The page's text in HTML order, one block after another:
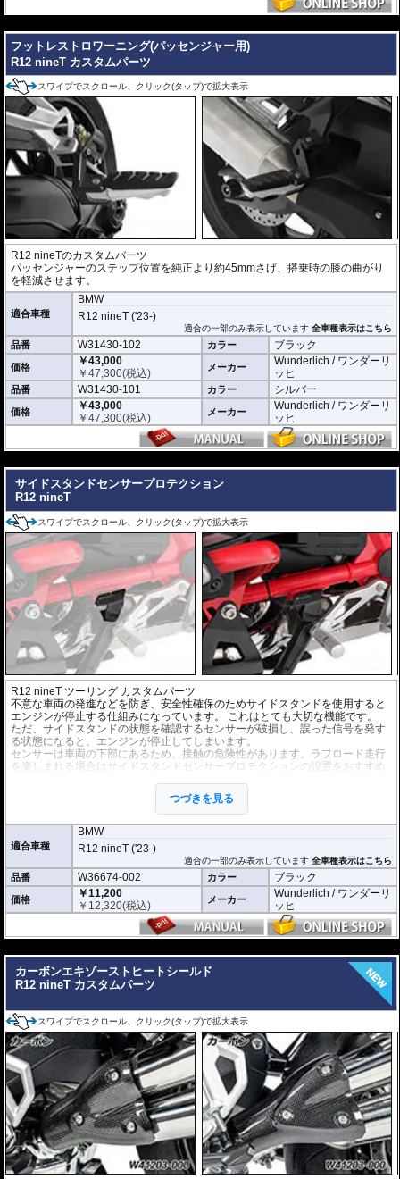
フットレストロワーニング(パッセンジャー用)
R12 nineT カスタムパーツ
スワイプでスクロール、クリック(タップ)で拡大表示
R12 nineTのカスタムパーツ
パッセンジャーのステップ位置を純正より約45mmさげ、搭乗時の膝の曲がり
を軽減させます。
適合車種
BMW
R12 nineT ('23-)
適合の一部のみ表示しています全車種表示はこちら
品番 W31430-102 カラー ブラック
価格
￥43,000
￥47,300(税込) メーカー
Wunderlich / ワンダーリ
ッヒ
品番 W31430-101 カラー シルバー
価格
￥43,000
￥47,300(税込) メーカー
Wunderlich / ワンダーリ
ッヒ
サイドスタンドセンサープロテクション
R12 nineT
スワイプでスクロール、クリック(タップ)で拡大表示
R12 nineT ツーリング カスタムパーツ
不意な車両の発進などを防ぎ、安全性確保のためサイドスタンドを使用すると
エンジンが停止する仕組みになっています。 これはとても大切な機能です。
ただ、サイドスタンドの状態を確認するセンサーが破損し、誤った信号を発す
る状態になると、エンジンが停止してしまいます。
センサーは車両の下部にあるため、接触の危険性があります。ラフロード走行
を楽しまれる場合はサイドスタンドセンサープロテクションの設置をおすすめ
つづきを見る
適合車種
BMW
R12 nineT ('23-)
適合の一部のみ表示しています全車種表示はこちら
品番 W36674-002 カラー ブラック
価格
￥11,200
￥ 12,320(税込) メーカー
Wunderlich / ワンダーリ
ッヒ
カーボンエキゾーストヒートシールド
R12 nineT カスタムパーツ
スワイプでスクロール、クリック(タップ)で拡大表示